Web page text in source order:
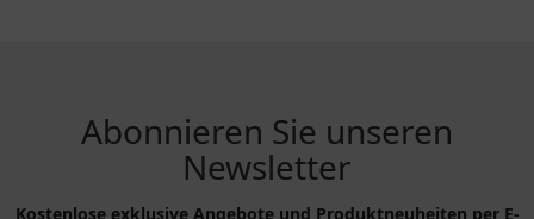
Abonnieren Sie unseren
Newsletter
Kostenlose exklusive Angebote und Produktneuheiten per E-